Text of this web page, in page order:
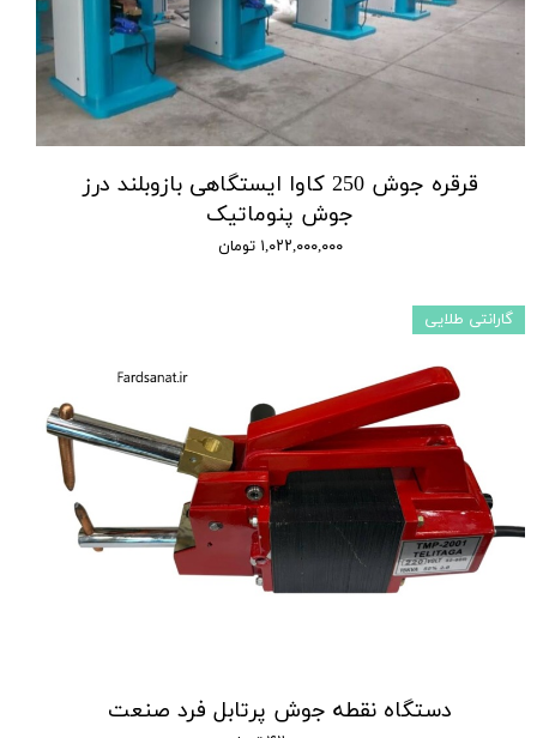
قرقره جوش 250 کاوا ایستگاهی بازوبلند درز
جوش پنوماتیک
۱,۰۲۲,۰۰۰,۰۰۰ تومان
دستگاه نقطه جوش پرتابل فرد صنعت
گارانتی طلایی